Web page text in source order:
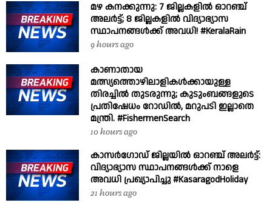
മഴ കനക്കുന്നു: 7 ജില്ലകളിൽ ഓറഞ്ച്
അലർട്ട്; 8 ജില്ലകളിൽ വിദ്യാഭ്യാസ
സ്ഥാപനങ്ങൾക്ക് അവധി! #KeralaRain
9 hours ago
കാണാതായ
മത്സ്യത്തൊഴിലാളികൾക്കായുള്ള
തിരച്ചിൽ തുടരുന്നു; കുടുംബങ്ങളുടെ
പ്രതിഷേധം റോഡിൽ, മറുപടി ഇല്ലാതെ
മന്ത്രി. #FishermenSearch
10 hours ago
കാസർഗോഡ് ജില്ലയിൽ ഓറഞ്ച് അലർട്ട്:
വിദ്യാഭ്യാസ സ്ഥാപനങ്ങൾക്ക് നാളെ
അവധി പ്രഖ്യാപിച്ചു #KasaragodHoliday
21 hours ago